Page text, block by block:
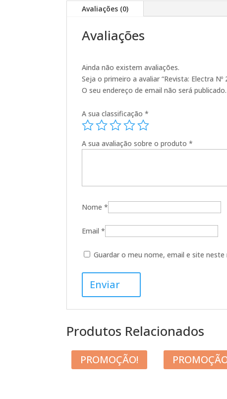
Avaliações (0)
Avaliações
Ainda não existem avaliações.
Seja o primeiro a avaliar “Revista: Electra Nº
O seu endereço de email não será publicado.
A sua classificação*
A sua avaliação sobre o produto*
Nome*
Email*
Guardar o meu nome, email e site
Produtos Relacionados
PROMOÇÃO!